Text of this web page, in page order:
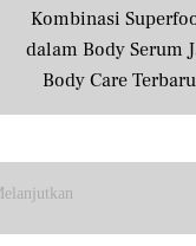
Kombinasi
dalam Body Serum
Body Care
Masyarakat